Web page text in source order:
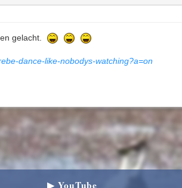
gelacht.
dance-like-nobodys-watching?a=on
▶ YouTube